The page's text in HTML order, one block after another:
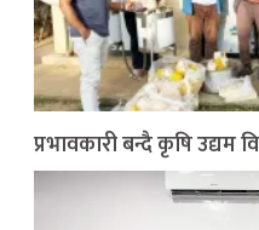
प्रभावकारी बन्दै कृषि उद्यम